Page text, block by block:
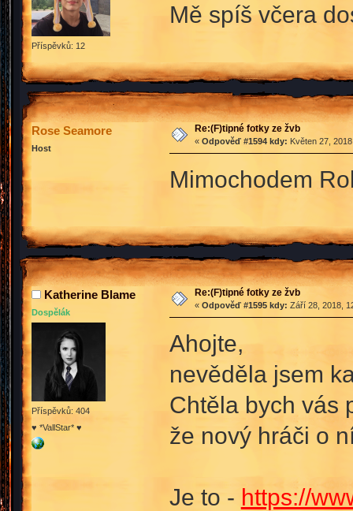
Příspěvků: 12
Mě spíš včera
Rose Seamore
Host
Re:(F)tipné fotky ze žvb
« Odpověď #1594 kdy: Květen 27,
Mimochodem
Katherine Blame
Dospělák
Příspěvků: 404
♥ *VallStar* ♥
Re:(F)tipné fotky ze žvb
« Odpověď #1595 kdy: Září 28, 2018,
Ahojte,
nevěděla jsem
Chtěla bych vás
že nový hráči o
Je to - https://